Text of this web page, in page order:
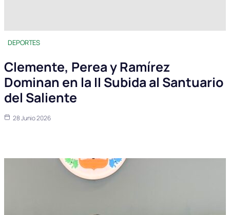
DEPORTES
Clemente, Perea y Ramírez
Dominan en la II Subida al Santuario
del Saliente
28 Junio 2026